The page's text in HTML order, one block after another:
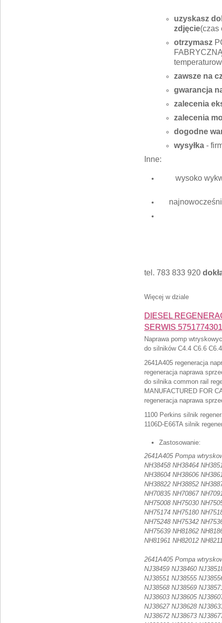
uzyskasz
zdjęcie(czas
otrzymasz
zawsze na
gwarancja
zalecenia
zalecenia
dogodne
wysyłka -
Inne:
wysoko
tel. 783 833 920
Więcej w dziale
DIESEL
SERWIS 5751774301
Naprawa pomp
do silników C4.4 C6.6
2641A405 regeneracja
regeneracja naprawa
do silnika common rail
MANUFACTURED FOR
regeneracja naprawa
1100 Perkins silnik
1106D-E66TA silnik
Zastosowanie:
2641A405 Pompa
NH38458 NH38464
NH38604 NH38606
NH38822 NH38852
NH70835 NH70867
NH75008 NH75030
NH75174 NH75180
NH75248 NH75342
NH75639 NH81862
NH81961 NH82012
2641A405 Pompa
NJ38459 NJ38460
NJ38551 NJ38555
NJ38568 NJ38569
NJ38603 NJ38605
NJ38627 NJ38628
NJ38672 NJ38673